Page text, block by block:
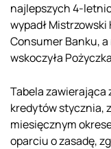
najlepszych 4-
wypadł
Consumer Banku,
wskoczyła
Tabela
kredytów stycznia,
miesięcznym
oparciu o zasadę,